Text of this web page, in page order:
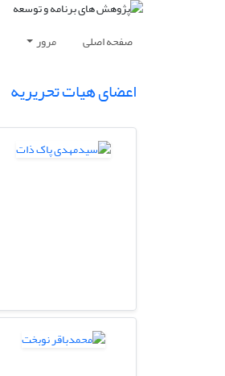
صفحه اصلی مرور
اعضای هیات تحریریه